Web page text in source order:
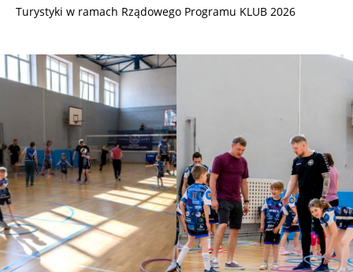
Turystyki w ramach Rządowego Programu KLUB 2026